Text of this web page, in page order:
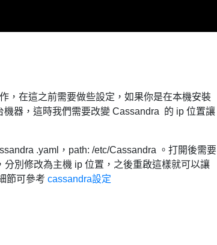
，在這之前需要做些設定，如果你是在本機安裝
器，這時我們需要改變 Cassandra 的 ip 位置讓
.yaml，path: /etc/Cassandra 。 打開後需要
別修改為主機 ip 位置，之後重啟這樣就可以讓
節可參考 cassandra設定